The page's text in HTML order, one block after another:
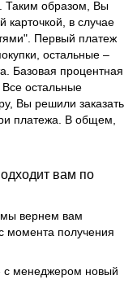
Таким образом, Вы
карточкой, в случае
Первый платеж
остальные –
Базовая процентная
остальные
Вы решили заказать
платежа. В общем,
вам по
мы вернем вам
момента получения
с менеджером новый